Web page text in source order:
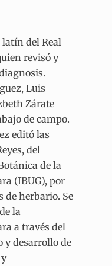
latín del Real
revisó y
Luis
Zárate
de campo.
editó las
del
de la
(IBUG), por
de herbario. Se
la
a través del
y desarrollo de